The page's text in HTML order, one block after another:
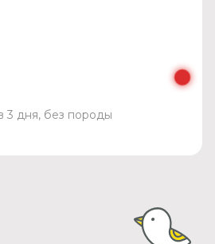
3 дня, без породы